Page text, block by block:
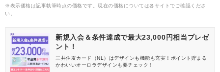
※表示価格は記事執筆時点の価格です。現在の価格については各サイトでご確認くださ
い。
新規入会＆条件達成で最大23,000円相当プレゼ
ント！
三井住友カード（NL）はデザインも機能も充実！ポイント貯まる
かわいいオーロラデザインも要チェック！